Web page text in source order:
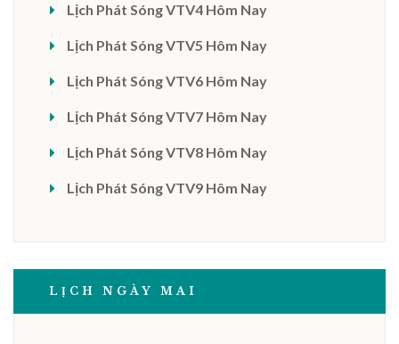
Lịch Phát Sóng VTV4 Hôm Nay
Lịch Phát Sóng VTV5 Hôm Nay
Lịch Phát Sóng VTV6 Hôm Nay
Lịch Phát Sóng VTV7 Hôm Nay
Lịch Phát Sóng VTV8 Hôm Nay
Lịch Phát Sóng VTV9 Hôm Nay
LỊCH NGÀY MAI